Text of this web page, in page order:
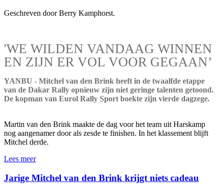
Geschreven door Berry Kamphorst.
'WE WILDEN VANDAAG WINNEN
EN ZIJN ER VOL VOOR GEGAAN’
YANBU - Mitchel van den Brink heeft in de twaalfde etappe
van de Dakar Rally opnieuw zijn niet geringe talenten getoond.
De kopman van Eurol Rally Sport boekte zijn vierde dagzege.
Martin van den Brink maakte de dag voor het team uit Harskamp
nog aangenamer door als zesde te finishen. In het klassement blijft
Mitchel derde.
Lees meer
Jarige Mitchel van den Brink krijgt niets cadeau